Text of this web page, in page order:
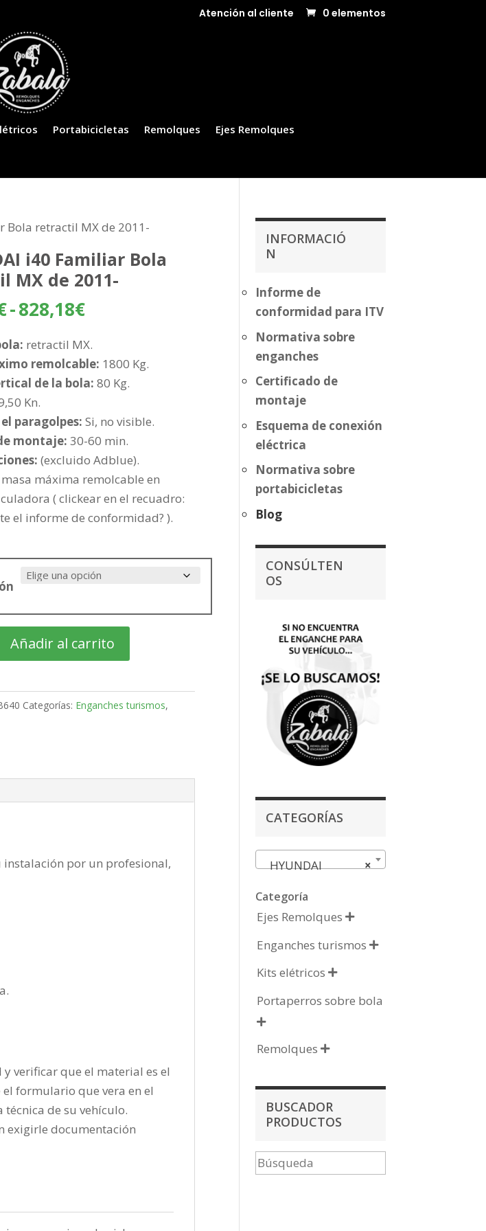
Atención al cliente 0 elementos
Portabicicletas Remolques
Ejes Remolques
Bola retractil MX de 2011-
i40 Familiar Bola
MX de 2011-
-828,18€Rango
precios:
desde
752,68€
828,18€
retractil MX.
remolcable: 1800 Kg.
de la bola: 80 Kg.
Kn.
paragolpes: Si, no visible.
montaje: 30-60 min.
(excluido Adblue).
máxima remolcable en
( clickear en el recuadro:
el informe de conformidad? ).
Añadir al carrito
Categorías: Enganches turismos,
instalación por un profesional,
verificar que el material es el
formulario que vera en el
de su vehículo.
exigirle documentación
INFORMACIÓ
N
Informe de
conformidad para ITV
Normativa sobre
enganches
Certificado de
montaje
Esquema de conexión
eléctrica
Normativa sobre
portabicicletas
Blog
CONSÚLTEN
OS
CATEGORÍAS
×
HYUNDAI
Categoría
Ejes Remolques 
Enganches turismos 
Kits elétricos 
Portaperros sobre bola

Remolques 
BUSCADOR
PRODUCTOS